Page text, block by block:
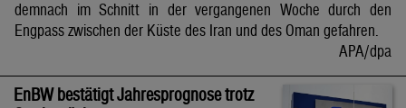
demnach im Schnitt in der vergangenen Woche durch den
Engpass zwischen der Küste des Iran und des Oman gefahren.
APA/dpa
EnBW bestätigt Jahresprognose trotz